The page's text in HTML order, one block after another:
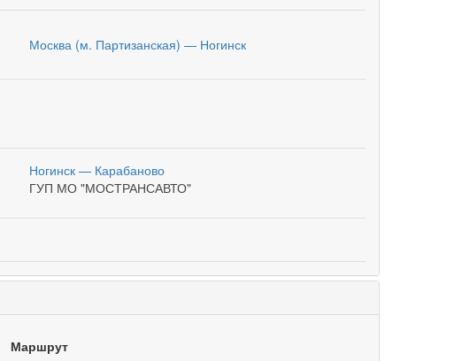
Москва (м. Партизанская) — Ногинск
Ногинск — Карабаново
ГУП МО "МОСТРАНСАВТО"
Маршрут